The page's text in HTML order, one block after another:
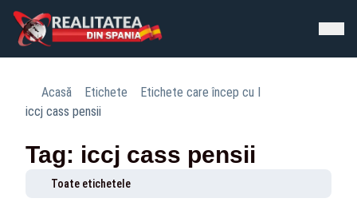
Acasă Etichete
Etichete care încep cu I
iccj cass pensii
Tag: iccj cass pensii
Toate etichetele